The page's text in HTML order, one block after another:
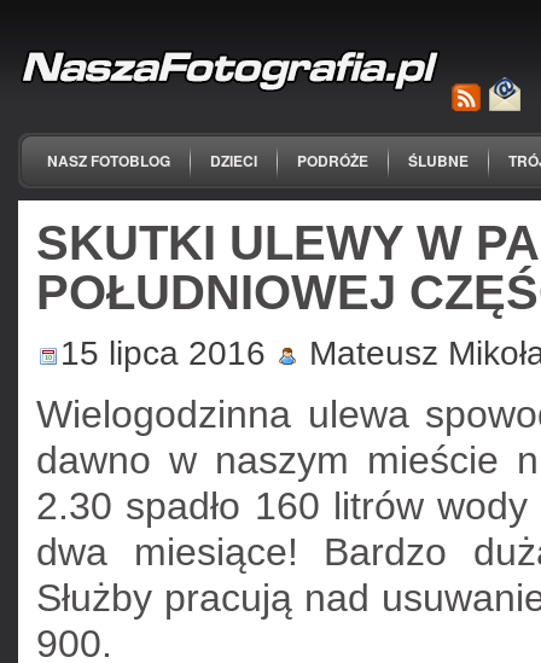
NASZ FOTOBLOG DZIECI PODRÓŻE ŚLUBNE
SKUTKI ULEWY W
POŁUDNIOWEJ
15 lipca 2016 Mateusz
Wielogodzinna ulewa
dawno w naszym mieście
2.30 spadło 160 litrów
dwa miesiące! Bardzo
Służby pracują nad
900.